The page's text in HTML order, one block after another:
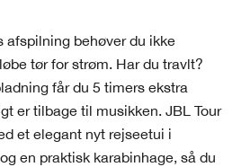
afspilning behøver du ikke
tør for strøm. Har du travlt?
får du 5 timers ekstra
er tilbage til musikken. JBL Tour
et elegant nyt rejseetui i
en praktisk karabinhage, så du